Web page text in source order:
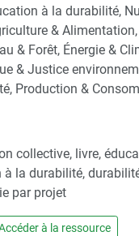
à la durabilité,
&
& Forêt, Énergie &
& Justice
Production &
collective, livre,
à la durabilité,
par projet
à la ressource